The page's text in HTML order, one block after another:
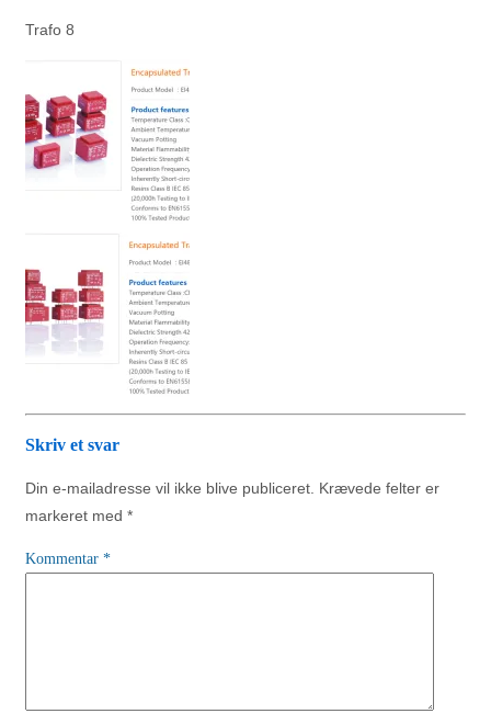
Trafo 8
Skriv et svar
Din e-mailadresse vil ikke blive publiceret. Krævede felter er
markeret med *
Kommentar *